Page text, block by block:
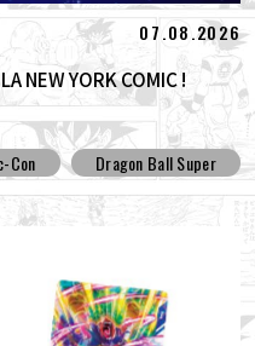
07.08.2026
NEW YORK COMIC !
Con Dragon Ball Super